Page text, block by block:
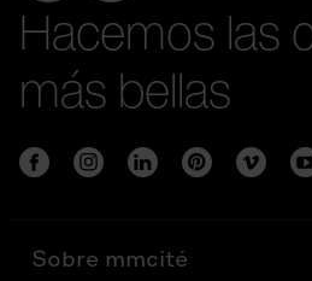
Hacemos las
más bellas
Sobre mmcité